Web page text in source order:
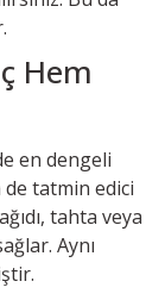
Hem
en dengeli
tatmin edici
tahta veya
Aynı